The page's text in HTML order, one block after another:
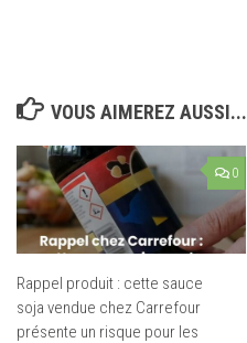
VOUS AIMEREZ AUSSI...
0
Rappel produit : cette sauce
soja vendue chez Carrefour
présente un risque pour les